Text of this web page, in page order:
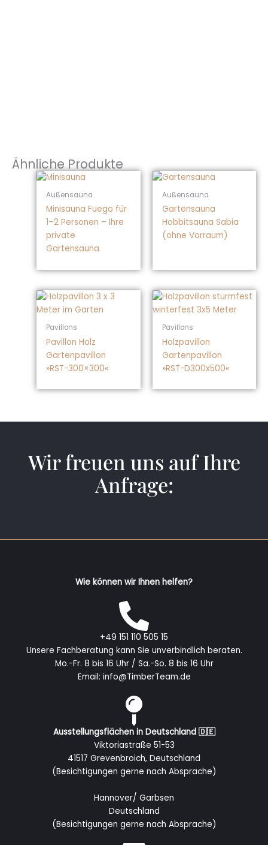
Ähnliche Produkte
Außensauna
Minisauna Fuego für
1–2 Personen – Ihre
private
Gartensauna
Außensauna
Gartensauna
Hobbitsauna Sabia
(ohne Vorraum)
Pavillons
Pavillon Holz
Gartenpavillon
»RST-300×300«
Pavillons
Holzpavillon
Gartenpavillon
»RST-D300x500«
Wir freuen uns auf Ihre
Anfrage:
Wie können wir Ihnen helfen?
+49 151 110 505 15
Unsere Fachberatung kann Sie unverbindlich beraten.
Mo.-Fr. 8 bis 16 Uhr / Sa.-So. 8 bis 16 Uhr
Email: info@TimberTeam.de
Ausstellungsflächen in Deutschland 🇩🇪
Viktoriastraße 51-53
41517 Grevenbroich, Deutschland
(Besichtigungen gerne nach Absprache)
Hannover/ Garbsen
Deutschland
(Besichtigungen gerne nach Absprache)